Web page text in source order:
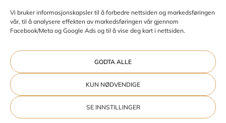
Vi bruker informasjonskapsler til å forbedre nettsiden og markedsføringen
vår, til å analysere effekten av markedsføringen vår gjennom
Facebook/Meta og Google Ads og til å vise deg kart i nettsiden.
GODTA ALLE
KUN NØDVENDIGE
SE INNSTILLINGER
Nettside utviklet avTalkto digitalbyrå